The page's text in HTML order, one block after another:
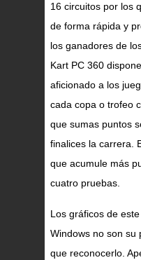
16 circuitos por los
de forma rápida y
los ganadores de
Kart PC 360
aficionado a los
cada copa o trofeo
que sumas puntos
finalices la carrera.
que acumule más
cuatro pruebas.
Los gráficos de
Windows no son su
que reconocerlo.